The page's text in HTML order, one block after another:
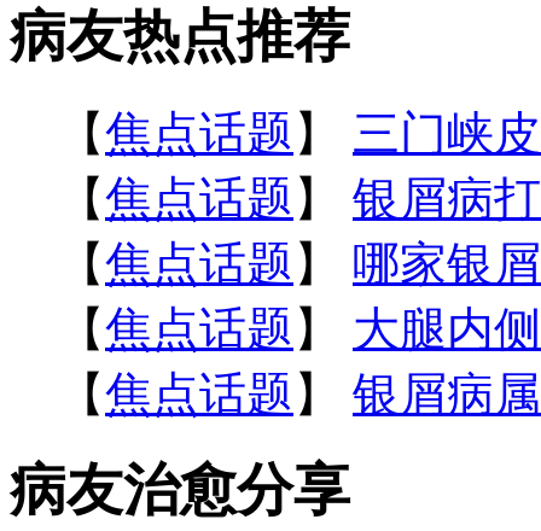
病友热点推荐
【焦点话题 】 三门峡
【焦点话题 】 银屑病
【焦点话题 】 哪家银
【焦点话题 】 大腿内
【焦点话题 】 银屑病
病友治愈分享